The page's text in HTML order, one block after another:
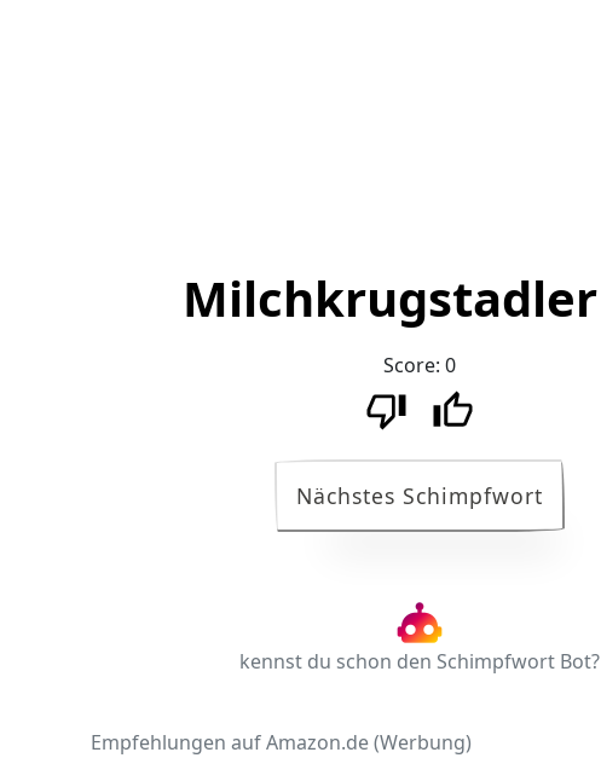
Milchkrugstadler
Score: 0
Nächstes Schimpfwort
kennst du schon den Schimpfwort Bot?
Empfehlungen auf Amazon.de (Werbung)